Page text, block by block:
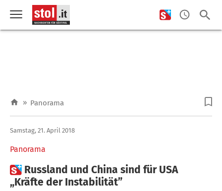
» Panorama
Panorama
Samstag, 21. April 2018
 Russland und China sind für USA
„Kräfte der Instabilität”